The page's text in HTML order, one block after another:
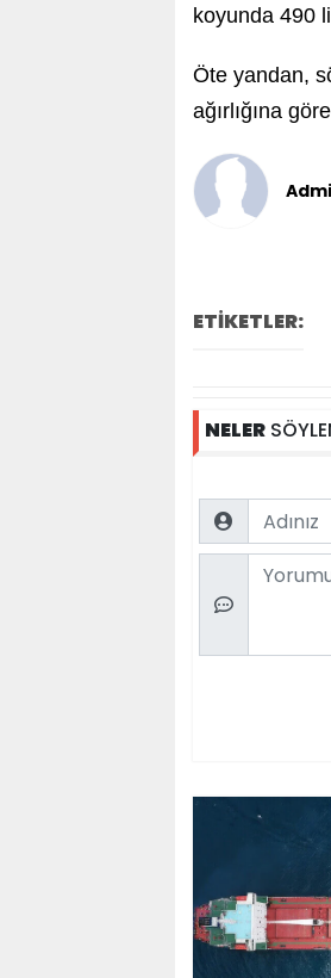
koyunda 490
Öte yandan,
ağırlığına
ETİKETLER:
NELER
Name
Comment